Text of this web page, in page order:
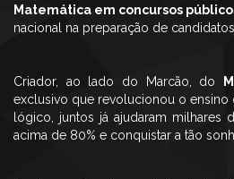
Matemática em concursos
nacional na preparação de candidatos.
Criador, ao lado do Marcão, do
exclusivo que revolucionou o ensino
lógico, juntos já ajudaram milhares
acima de 80% e conquistar a tão